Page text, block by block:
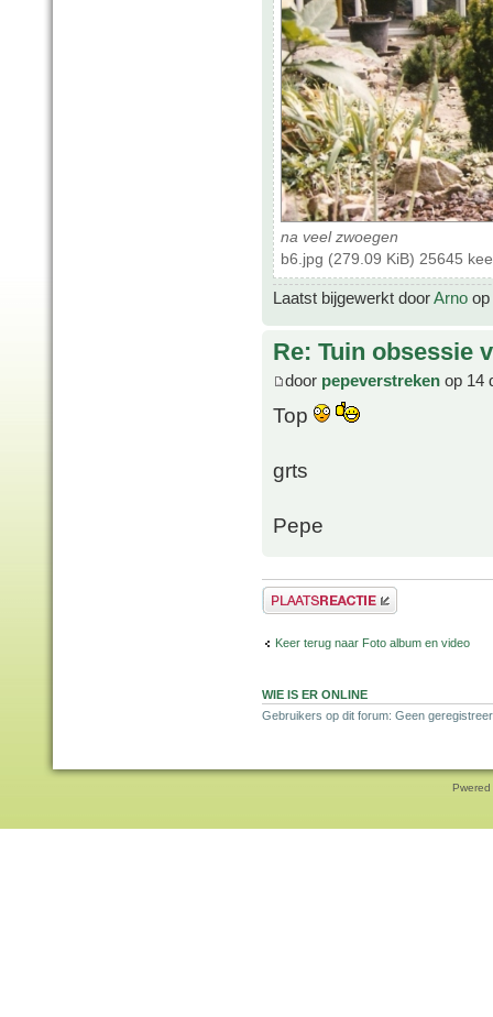
na veel zwoegen
b6.jpg (279.09 KiB) 25645
Laatst bijgewerkt doorArno op
Re: Tuin obsessie
door pepeverstreken op 14
Top
grts
Pepe
Plaats een reactie
Keer terug naar Foto album en video
WIE IS ER ONLINE
Gebruikers op dit forum: Geen